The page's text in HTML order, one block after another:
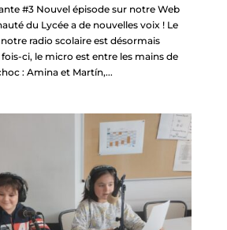
#3 Nouvel épisode sur notre Web
du Lycée a de nouvelles voix ! Le
radio scolaire est désormais
ci, le micro est entre les mains de
: Amina et Martín,...